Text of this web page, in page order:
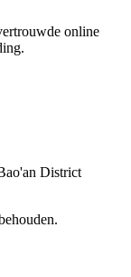
online
District